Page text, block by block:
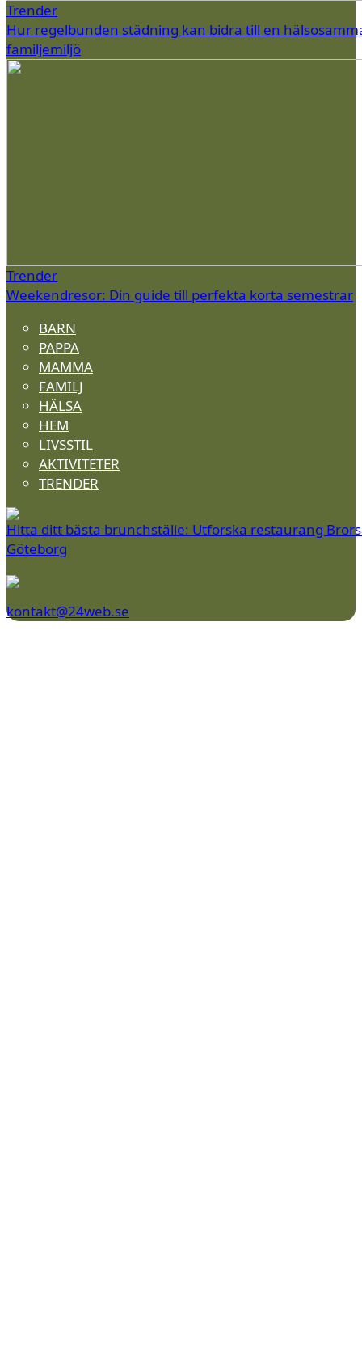
Trender
Hur regelbunden städning kan bidra till en
familjemiljö
Trender
Weekendresor: Din guide till perfekta korta semestrar
BARN
PAPPA
MAMMA
FAMILJ
HÄLSA
HEM
LIVSSTIL
AKTIVITETER
TRENDER
Hitta ditt bästa brunchställe: Utforska restaurang
Göteborg
kontakt@24web.se